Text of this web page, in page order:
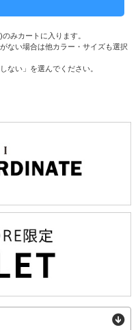
みカートに入ります。
ない場合は他カラー・サイズも選択
ない」を選んでください。